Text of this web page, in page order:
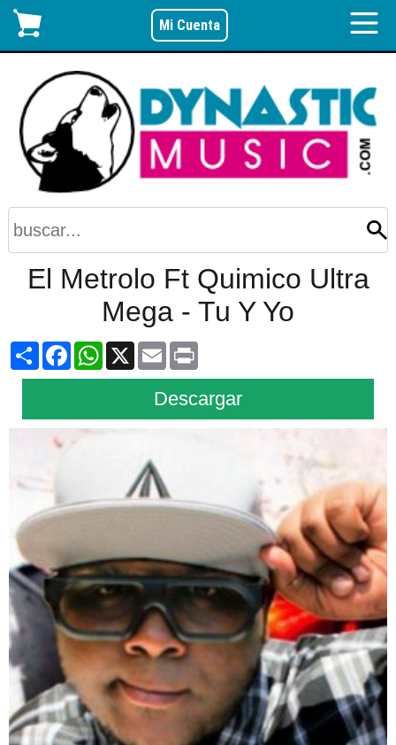
Mi Cuenta
El Metrolo Ft Quimico Ultra
Mega - Tu Y Yo
ShareFacebookWhatsApp
X Email
Descargar